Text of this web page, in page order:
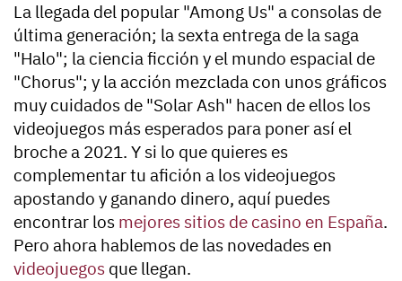
La llegada del popular "Among Us" a consolas de
última generación; la sexta entrega de la saga
"Halo"; la ciencia ficción y el mundo espacial de
"Chorus"; y la acción mezclada con unos gráficos
muy cuidados de "Solar Ash" hacen de ellos los
videojuegos más esperados para poner así el
broche a 2021. Y si lo que quieres es
complementar tu afición a los videojuegos
apostando y ganando dinero, aquí puedes
encontrar los mejores sitios de casino en España.
Pero ahora hablemos de las novedades en
videojuegos que llegan.